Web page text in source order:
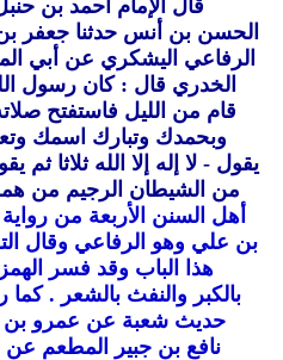
قال الإمام أحمد بن
الحسن بن أنس حدثنا جعفر
الرفاعي اليشكري عن أبي
الخدري قال : كان رسول
قام من الليل فاستفتح
وبحمدك وتبارك اسمك
يقول - لا إله إلا الله ثلاثا ثم
من الشيطان الرجيم من
أهل السنن الأربعة من
بن علي وهو الرفاعي وقال
هذا الباب وقد فسر
بالكبر والنفث بالشعر .
حديث شعبة عن عمرو
نافع بن جبير المطعم عن